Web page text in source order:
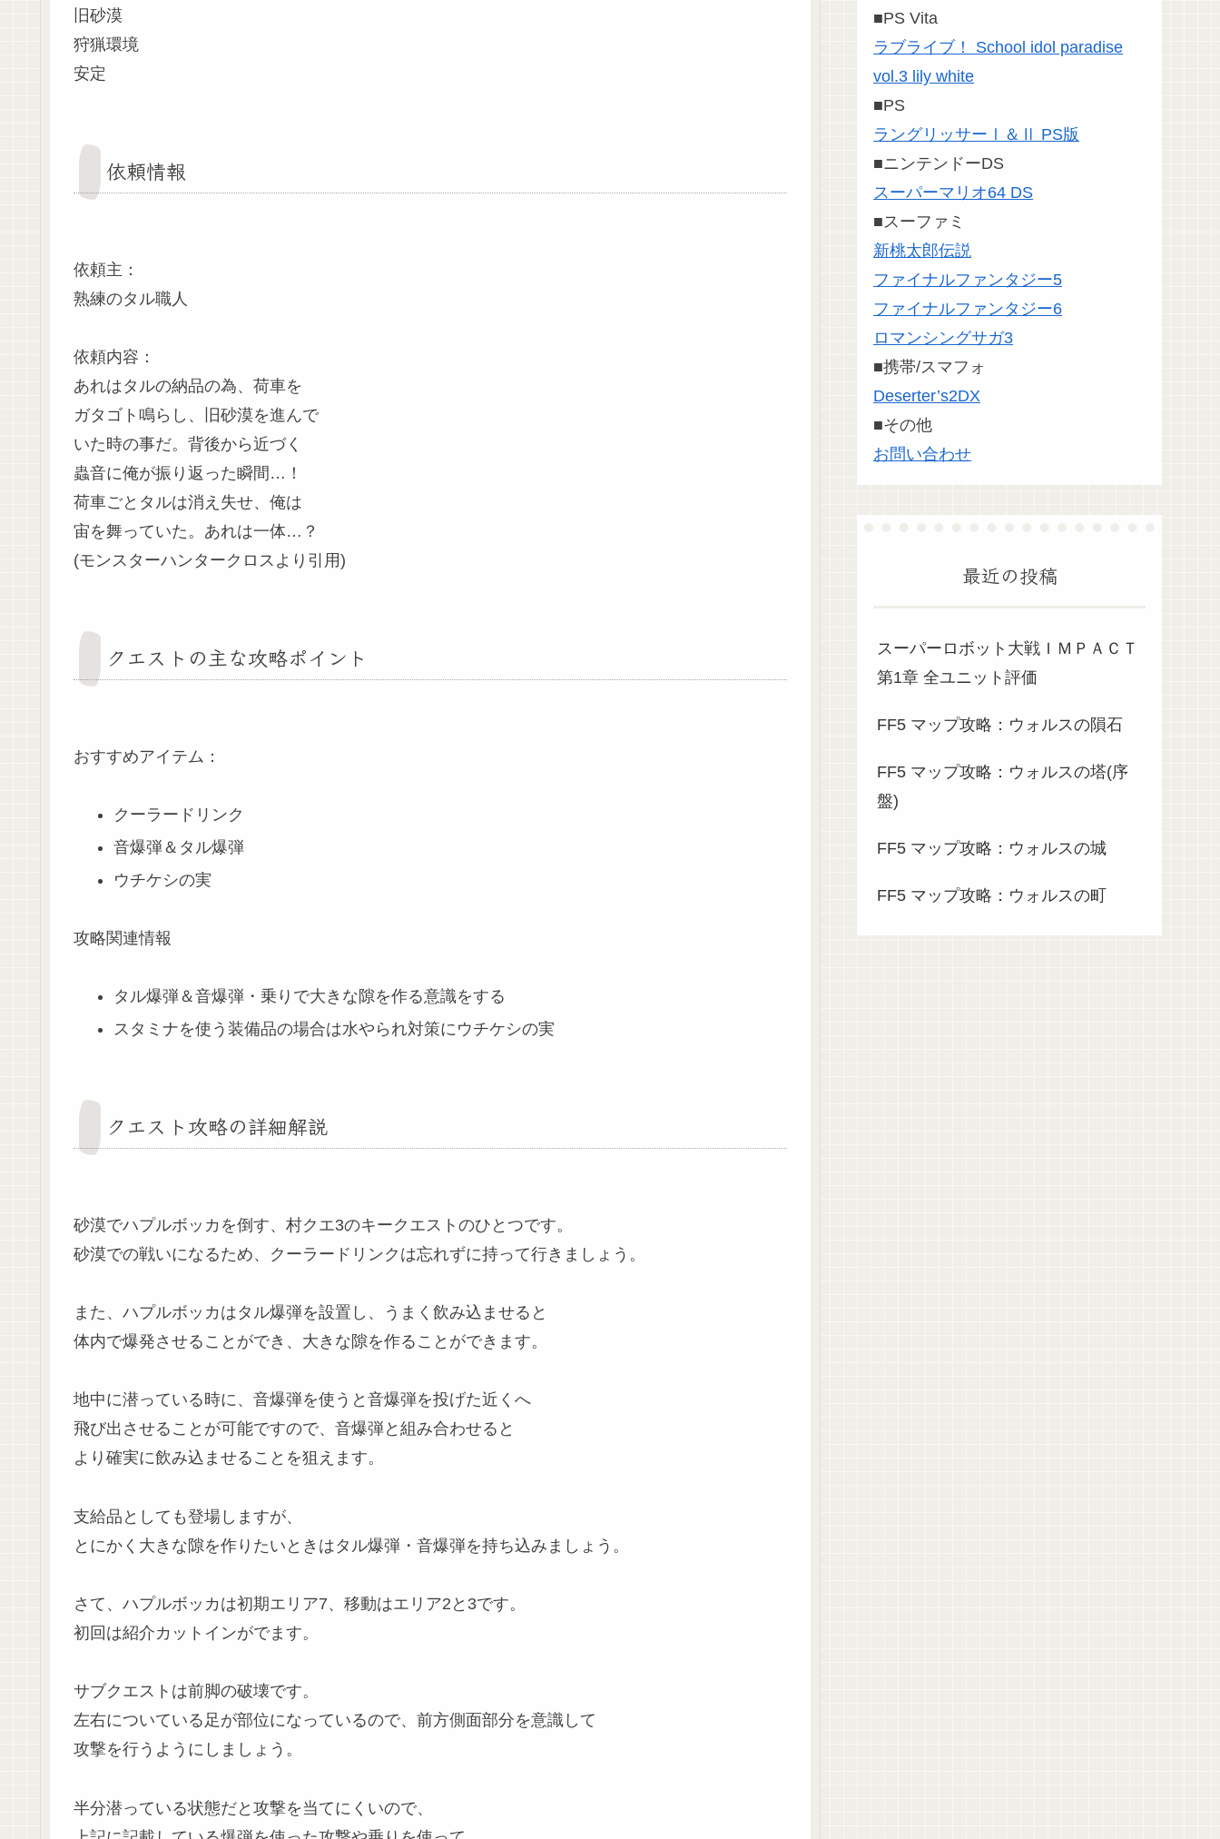
旧砂漠
狩猟環境
安定
依頼情報
依頼主：
熟練のタル職人
依頼内容：
あれはタルの納品の為、荷車を
ガタゴト鳴らし、旧砂漠を進んで
いた時の事だ。背後から近づく
蟲音に俺が振り返った瞬間…！
荷車ごとタルは消え失せ、俺は
宙を舞っていた。あれは一体…？
(モンスターハンタークロスより引用)
クエストの主な攻略ポイント
おすすめアイテム：
クーラードリンク
音爆弾＆タル爆弾
ウチケシの実
攻略関連情報
タル爆弾＆音爆弾・乗りで大きな隙を作る意識をする
スタミナを使う装備品の場合は水やられ対策にウチケシの実
クエスト攻略の詳細解説
砂漠でハプルボッカを倒す、村クエ3のキークエストのひとつです。
砂漠での戦いになるため、クーラードリンクは忘れずに持って行きましょう。
また、ハプルボッカはタル爆弾を設置し、うまく飲み込ませると
体内で爆発させることができ、大きな隙を作ることができます。
地中に潜っている時に、音爆弾を使うと音爆弾を投げた近くへ
飛び出させることが可能ですので、音爆弾と組み合わせると
より確実に飲み込ませることを狙えます。
支給品としても登場しますが、
とにかく大きな隙を作りたいときはタル爆弾・音爆弾を持ち込みましょう。
さて、ハプルボッカは初期エリア7、移動はエリア2と3です。
初回は紹介カットインがでます。
サブクエストは前脚の破壊です。
左右についている足が部位になっているので、前方側面部分を意識して
攻撃を行うようにしましょう。
半分潜っている状態だと攻撃を当てにくいので、
■PS Vita
ラブライブ！ School idol paradise
vol.3 lily white
■PS
ラングリッサーⅠ＆Ⅱ PS版
■ニンテンドーDS
スーパーマリオ64 DS
■スーファミ
新桃太郎伝説
ファイナルファンタジー5
ファイナルファンタジー6
ロマンシングサガ3
■携帯/スマフォ
Deserter’s2DX
■その他
お問い合わせ
最近の投稿
スーパーロボット大戦ＩＭＰＡＣＴ
第1章 全ユニット評価
FF5 マップ攻略：ウォルスの隕石
FF5 マップ攻略：ウォルスの塔(序
盤)
FF5 マップ攻略：ウォルスの城
FF5 マップ攻略：ウォルスの町